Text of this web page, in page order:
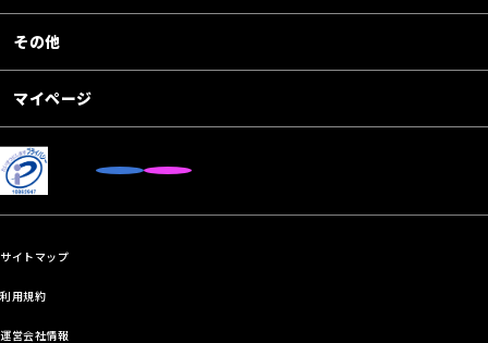
その他
マイページ
サイトマップ
利用規約
運営会社情報